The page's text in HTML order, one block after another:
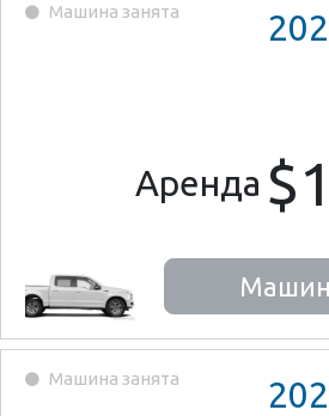
Машина занята
Аренда
Машина занята